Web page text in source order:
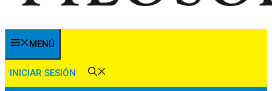
MENÚ
INICIAR SESIÓN